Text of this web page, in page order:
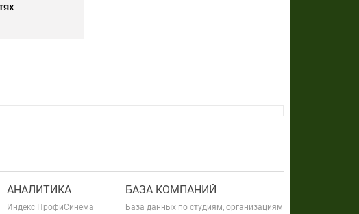
АНАЛИТИКА
Индекс ПрофиСинема
БАЗА КОМПАНИЙ
База данных по студиям, организациям